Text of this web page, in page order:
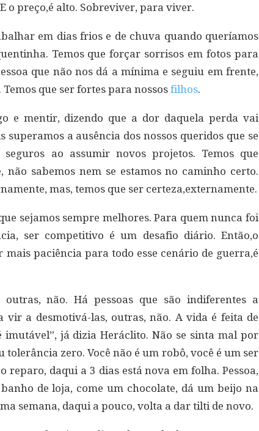
o preço,é alto. Sobreviver, para viver.
em dias frios e de chuva quando queríamos
Temos que forçar sorrisos em fotos para
que não nos dá a mínima e seguiu em frente,
que ser fortes para nossos filhos.
e mentir, dizendo que a dor daquela perda vai
a ausência dos nossos queridos que se
ao assumir novos projetos. Temos que
não sabemos nem se estamos no caminho certo.
mas, temos que ser certeza,externamente.
sejamos sempre melhores. Para quem nunca foi
ser competitivo é um desafio diário. Então,o
paciência para todo esse cenário de guerra,é
não. Há pessoas que são indiferentes a
vir a desmotivá-las, outras, não. A vida é feita de
imutável”, já dizia Heráclito. Não se sinta mal por
zero. Você não é um robô, você é um ser
reparo, daqui a 3 dias está nova em folha. Pessoa,
de loja, come um chocolate, dá um beijo na
semana, daqui a pouco, volta a dar tilti de novo.